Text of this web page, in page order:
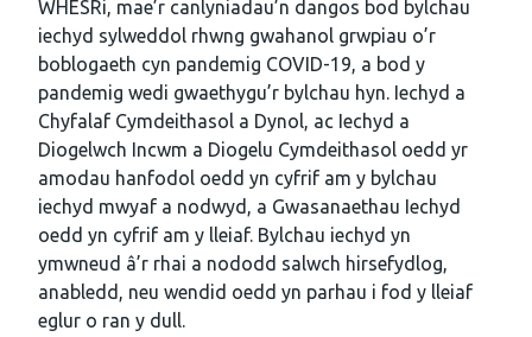
WHESRi, mae’r canlyniadau’n dangos bod bylchau
iechyd sylweddol rhwng gwahanol grwpiau o’r
boblogaeth cyn pandemig COVID-19, a bod y
pandemig wedi gwaethygu’r bylchau hyn. Iechyd a
Chyfalaf Cymdeithasol a Dynol, ac Iechyd a
Diogelwch Incwm a Diogelu Cymdeithasol oedd yr
amodau hanfodol oedd yn cyfrif am y bylchau
iechyd mwyaf a nodwyd, a Gwasanaethau Iechyd
oedd yn cyfrif am y lleiaf. Bylchau iechyd yn
ymwneud â’r rhai a nododd salwch hirsefydlog,
anabledd, neu wendid oedd yn parhau i fod y lleiaf
eglur o ran y dull.